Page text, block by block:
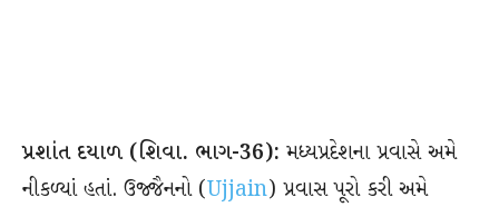
પ્રશાંત દયાળ (શિવા. ભાગ-36): મધ્યપ્રદેશના પ્રવાસે અમે
નીકળ્યાં હતાં. ઉજ્જૈનનો (Ujjain) પ્રવાસ પૂરો કરી અમે